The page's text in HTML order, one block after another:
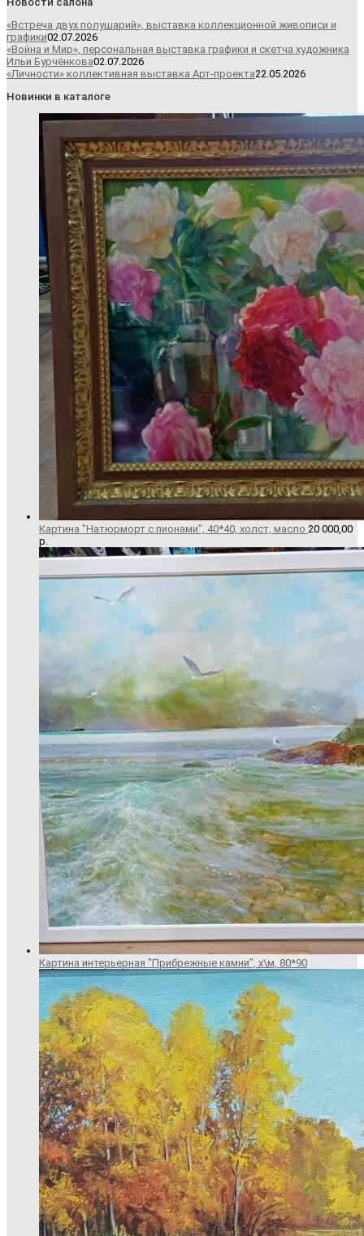
«Встреча двух полушарий», выставка коллекционной живописи и
графики02.07.2026
«Война и Мир», персональная выставка графики и скетча художника
Ильи Бурчёнкова02.07.2026
«Личности» коллективная выставка Арт-проекта22.05.2026
Новинки в каталоге
Картина "Натюрморт с пионами", 40*40, холст, масло 20 000,00
р.
Картина интерьерная "Прибрежные камни", х\м, 80*90